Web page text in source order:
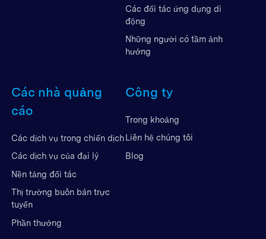
Các đối tác ứng dụng di
động
Những người có tầm ảnh
hưởng
Các nhà quảng
cáo
Các dịch vụ trong chiến dịch
Các dịch vụ của đại lý
Nền tảng đối tác
Thị trường buôn bán trực
tuyến
Phần thưởng
Công ty
Trong khoảng
Liên hệ chúng tôi
Blog